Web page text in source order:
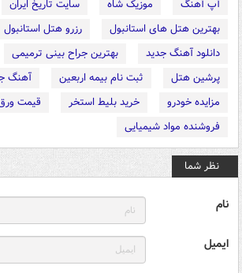
آپ آهنگ موزیک شاه
سایت تاریخ ایران
بهترین هتل های استانبول
رزرو هتل استانبول
دانلود آهنگ جدید
بهترین جراح بینی ترمیمی
پرشین هتل
ثبت نام بیمه اربعین
آهنگ
مزایده خودرو
خرید بلیط استخر
قیمت
فروشنده مواد شیمیایی
نظر شما
نام
ایمیل